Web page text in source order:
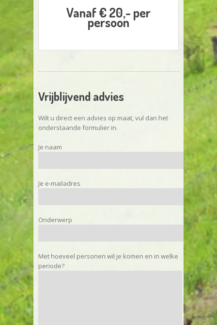
Vanaf € 20,- per
persoon
Vrijblijvend advies
Wilt u direct een advies op maat, vul dan het
onderstaande formulier in.
Je naam
Je e-mailadres
Onderwerp
Met hoeveel personen wil je komen en in welke
periode?